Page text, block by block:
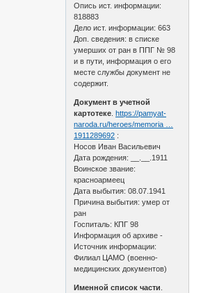
Опись ист. информации:
818883
Дело ист. информации: 663
Доп. сведения: в списке
умерших от ран в ППГ № 98
и в пути, информация о его
месте службы документ не
содержит.
Документ в учетной
картотеке .https://pamyat-
naroda.ru/heroes/memoria …
1911289692 :
Носов Иван Васильевич
Дата рождения: __.__.1911
Воинское звание:
красноармеец
Дата выбытия: 08.07.1941
Причина выбытия: умер от
ран
Госпиталь: КПГ 98
Информация об архиве -
Источник информации:
Филиал ЦАМО (военно-
медицинских документов)
Именной список части